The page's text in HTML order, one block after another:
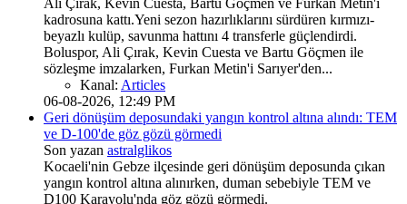
Ali Çırak, Kevin Cuesta, Bartu Göçmen ve Furkan Metin'i
kadrosuna kattı.Yeni sezon hazırlıklarını sürdüren kırmızı-
beyazlı kulüp, savunma hattını 4 transferle güçlendirdi.
Boluspor, Ali Çırak, Kevin Cuesta ve Bartu Göçmen ile
sözleşme imzalarken, Furkan Metin'i Sarıyer'den...
Kanal: Articles
06-08-2026, 12:49 PM
Geri dönüşüm deposundaki yangın kontrol altına alındı: TEM
ve D-100'de göz gözü görmedi
Son yazan astralglikos
Kocaeli'nin Gebze ilçesinde geri dönüşüm deposunda çıkan
yangın kontrol altına alınırken, duman sebebiyle TEM ve
D100 Karayolu'nda göz gözü görmedi.